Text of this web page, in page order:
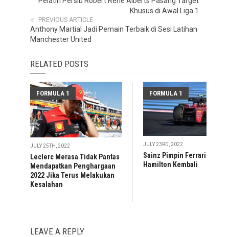
Khusus di Awal Liga 1
PREVIOUS ARTICLE
Anthony Martial Jadi Pemain Terbaik di Sesi Latihan
Manchester United
RELATED POSTS
FORMULA 1
JULY 25TH, 2022
Leclerc Merasa Tidak Pantas
Mendapatkan Penghargaan
2022 Jika Terus Melakukan
Kesalahan
FORMULA 1
JULY 23RD, 2022
Sainz Pimpin Ferrari 1-2
Hamilton Kembali
LEAVE A REPLY